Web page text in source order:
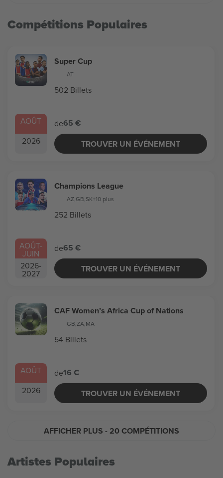
Compétitions Populaires
AOÛT
2026
Super Cup
AT
502 Billets
de65 €
TROUVER UN ÉVÉNEMENT
AOÛT-
JUIN
2026-
2027
Champions League
AZ,GB,SK+10 plus
252 Billets
de65 €
TROUVER UN ÉVÉNEMENT
AOÛT
2026
CAF Women’s Africa Cup of Nations
GB,ZA,MA
54 Billets
de16 €
TROUVER UN ÉVÉNEMENT
AFFICHER PLUS - 20 COMPÉTITIONS
Artistes Populaires